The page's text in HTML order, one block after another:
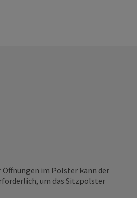
Öffnungen im Polster kann der
um das Sitzpolster